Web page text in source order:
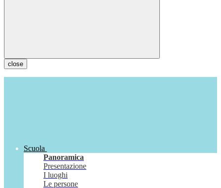
close
Scuola
Panoramica
Presentazione
I luoghi
Le persone